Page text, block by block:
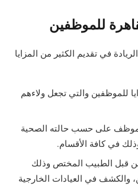
للموظفين
في تقديم الكثير من المزايا
للموظفين والتي تجعل ولاءهم
على حسب حالته الصحية
في كافة الأقسام.
قبل الطبيب المختص وذلك
والكشف في العيادات الخارجية